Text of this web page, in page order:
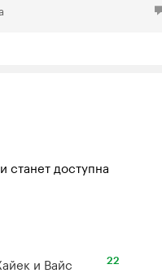
станет доступна
и Вайс
22